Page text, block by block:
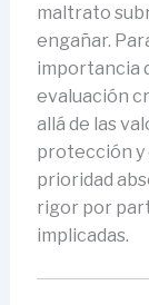
maltrato
engañar.
importancia
evaluación
allá de las
protección y
prioridad
rigor por
implicadas.